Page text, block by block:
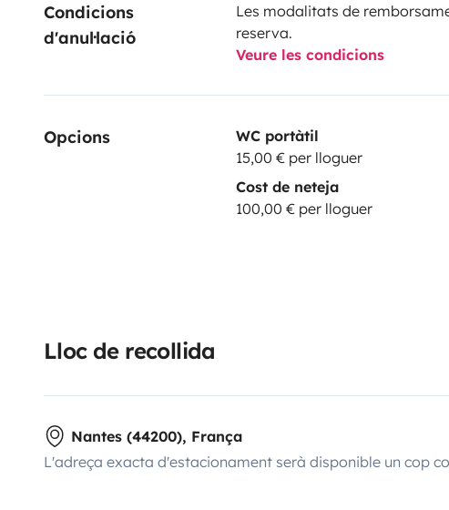
Condicions
d'anul·lació
Les modalitats de
reserva.
Veure les condicions
Opcions
WC portàtil
15,00 € per lloguer
Cost de neteja
100,00 € per lloguer
Lloc de recollida
Nantes (44200), França
L'adreça exacta d'estacionament serà disponible un cop